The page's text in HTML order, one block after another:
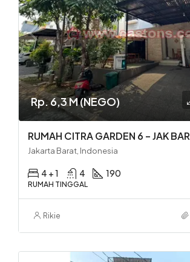
Rp. 6,3 M (NEGO)
RUMAH CITRA GARDEN 6 – JAK BAR
Jakarta Barat, Indonesia
4 + 1 4 190
RUMAH TINGGAL
Rikie